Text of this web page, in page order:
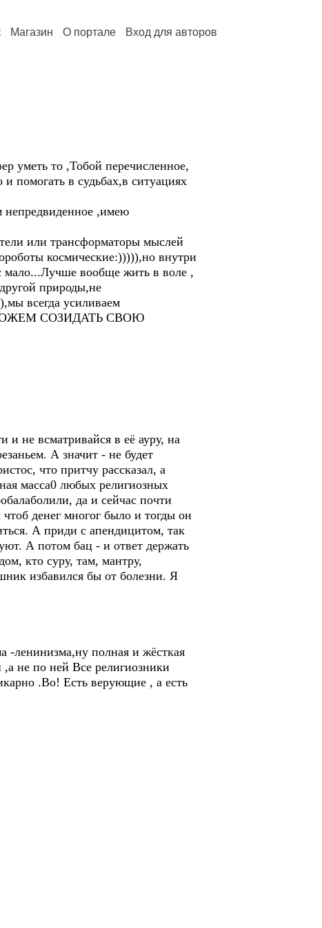
Магазин О портале Вход для авторов
уметь то ,Тобой перечисленное,
помогать в судьбах,в ситуациях
непредвиденное ,имею
или трансформаторы мыслей
космические:))))),но внутри
вообще жить в воле ,
природы,не
всегда усиливаем
МОЖЕМ СОЗИДАТЬ СВОЮ
и не всматривайся в её ауру, на
А значит - не будет
что притчу рассказал, а
масса0 любых религиозных
да и сейчас почти
денег многог было и тогды он
А приди с апендицитом, так
А потом бац - и ответ держать
кто суру, там, мантру,
избавился бы от болезни. Я
-ленинизма,ну полная и жёсткая
не по ней Все религиозники
.Во! Есть верующие , а есть